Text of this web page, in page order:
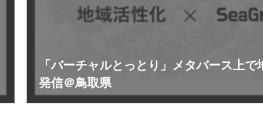
「バーチャルとっとり」メタバース上で
発信＠鳥取県